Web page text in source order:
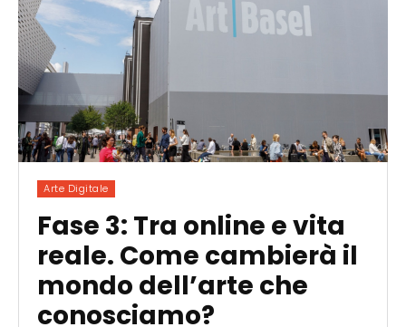
Arte Digitale
Fase 3: Tra online e vita
reale. Come cambierà il
mondo dell’arte che
conosciamo?